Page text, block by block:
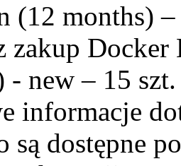
(12 months)
zakup
- new – 15
informacje
są dostępne